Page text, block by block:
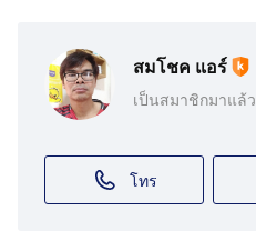
สมโชค แอร์
เป็นสมาชิกมาแล้ว
โทร